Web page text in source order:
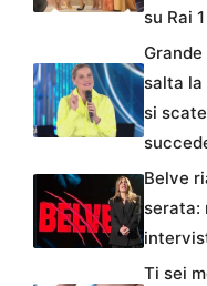
su Rai 1
salta
si
Belve
serata:
Ti sei